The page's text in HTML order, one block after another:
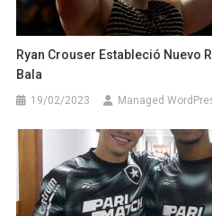
Ryan Crouser Estableció Nuevo
Bala
19/02/2023 Managed